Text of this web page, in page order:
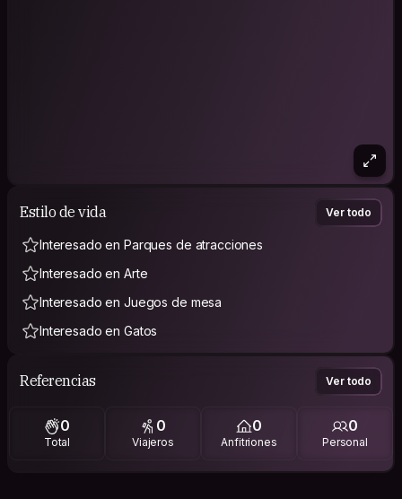
Estilo de vida Ver todo
Interesado en Parques de atracciones
Interesado en Arte
Interesado en Juegos de mesa
Interesado en Gatos
Referencias Ver todo
0
Total
0
Viajeros
0
Anfitriones
0
Personal